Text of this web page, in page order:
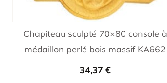
Chapiteau sculpté 70×80 console à
médaillon perlé bois massif KA662
34,37 €